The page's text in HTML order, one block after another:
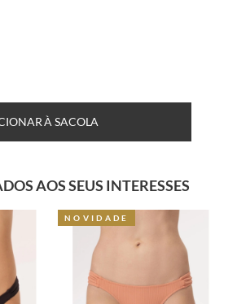
À SACOLA
AOS SEUS INTERESSES
NOVIDADE